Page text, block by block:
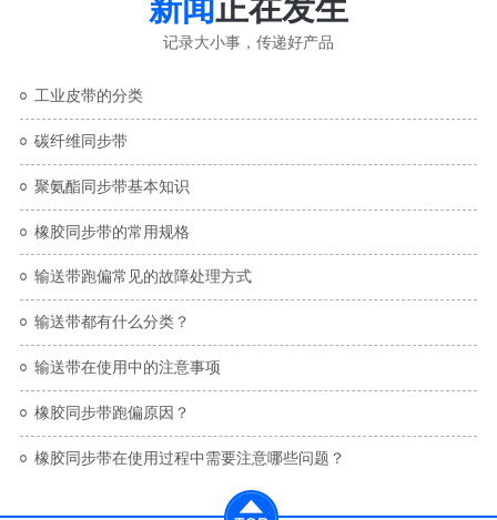
新闻正在发生
记录大小事，传递好产品
工业皮带的分类
碳纤维同步带
聚氨酯同步带基本知识
橡胶同步带的常用规格
输送带跑偏常见的故障处理方式
输送带都有什么分类？
输送带在使用中的注意事项
橡胶同步带跑偏原因？
橡胶同步带在使用过程中需要​注意哪些问题？